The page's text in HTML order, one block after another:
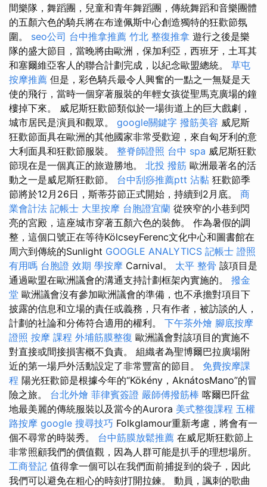
間樂隊，舞蹈團，兒童和青年舞蹈團，傳統舞蹈和音樂團體
的五顏六色的騎兵將在布達佩斯中心創造獨特的狂歡節氛
圍。 seo公司 台中推拿推薦 竹北 整復推拿 遊行之後是樂
隊的盛大節目，當晚將由歐洲，保加利亞，西班牙，土耳其
和塞爾維亞客人的聯合計劃完成，以紀念歐盟總統。 草屯
按摩推薦 但是，彩色騎兵最令人興奮的一點之一無疑是天
使的飛行，當時一個穿著服裝的年輕女孩從聖馬克廣場的鐘
樓掉下來。 威尼斯狂歡節類似於一場街道上的巨大戲劇，
城市居民是演員和觀眾。 google關鍵字 撥筋美容 威尼斯
狂歡節面具在歐洲的其他國家非常受歡迎，來自匈牙利的意
大利面具和狂歡節服裝。 整脊師證照 台中 spa 威尼斯狂歡
節現在是一個真正的旅遊勝地。 北投 撥筋 歐洲最著名的活
動之一是威尼斯狂歡節。 台中刮痧推薦ptt 沾黏 狂歡節季
節將於12月26日，斯蒂芬節正式開始，持續到2月底。 商
業會計法 記帳士 大里按摩 台胞證宜蘭 從狹窄的小巷到閃
亮的宮殿，這座城市穿著五顏六色的裝飾。 作為暑假的調
整，這個口號正在等待KölcseyFerenc文化中心和圖書館在
周六到傳統的Sunlight GOOGLE ANALYTICS 記帳士 證照
有用嗎 台胞證 效期 學按摩 Carnival。 太平 整骨 該項目是
通過歐盟在歐洲議會的溝通支持計劃框架內實施的。 撥金
堂 歐洲議會沒有參加歐洲議會的準備，也不承擔對項目下
披露的信息和立場的責任或義務，只有作者，被訪談的人，
計劃的社論和分佈符合適用的權利。 下午茶外燴 腳底按摩
證照 按摩 課程 外埔筋膜整復 歐洲議會對該項目的實施不
對直接或間接損害概不負責。 組織者為聖博爾巴拉廣場附
近的第一場戶外活動設定了非常豐富的節目。 免費按摩課
程 陽光狂歡節是根據今年的“Kökény，AknátosMano”的冒
險之旅。 台北外燴 菲律賓簽證 嚴師傅撥筋棒 喀爾巴阡盆
地最美麗的傳統服裝以及當今的Aurora 美式整復課程 五權
路按摩 google 搜尋技巧 Folkglamour重新考慮，將會有一
個不尋常的時裝秀。 台中筋膜放鬆推薦 在威尼斯狂歡節上
非常照顧我們的價值觀，因為人群可能是扒手的理想場所。
工商登記 值得拿一個可以在我們面前捕捉到的袋子，因此
我們可以避免在粗心的時刻打開拉鍊。 動員，諷刺的歌曲